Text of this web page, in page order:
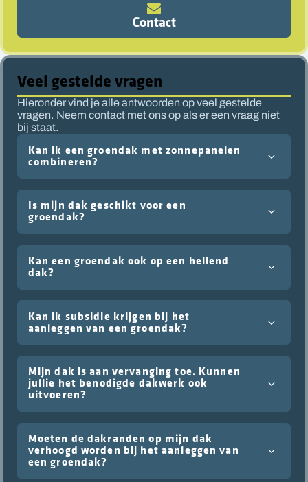
Contact
Veel gestelde vragen
Hieronder vind je alle antwoorden op veel gestelde
vragen. Neem contact met ons op als er een vraag niet
bij staat.
Kan ik een groendak met zonnepanelen
combineren?
Is mijn dak geschikt voor een
groendak?
Kan een groendak ook op een hellend
dak?
Kan ik subsidie krijgen bij het
aanleggen van een groendak?
Mijn dak is aan vervanging toe. Kunnen
jullie het benodigde dakwerk ook
uitvoeren?
Moeten de dakranden op mijn dak
verhoogd worden bij het aanleggen van
een groendak?